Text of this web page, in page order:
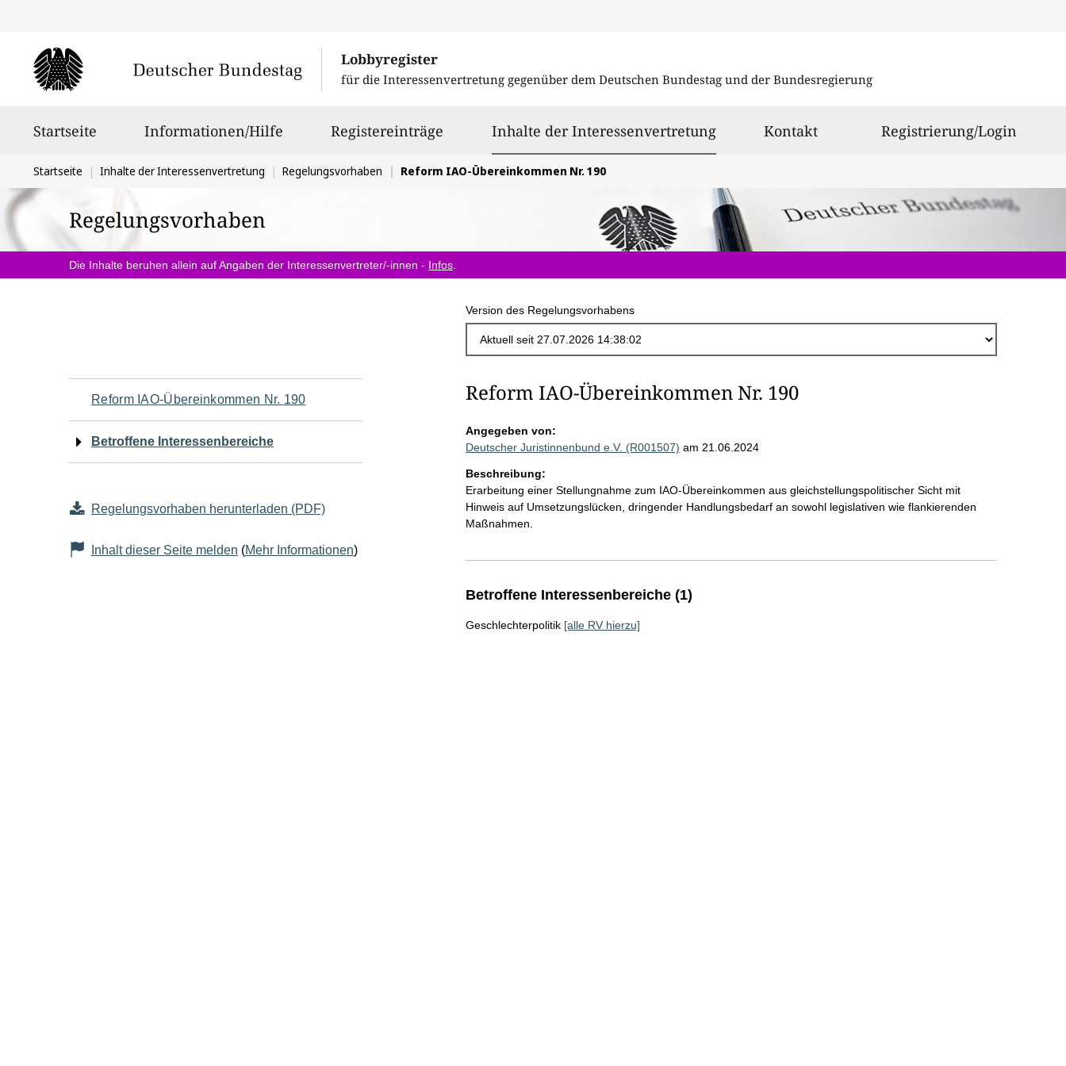
Lobbyregister
für die Interessenvertretung gegenüber dem Deutschen Bundestag und der Bundesregierung
Startseite Informationen/Hilfe Registereinträge Inhalte der Interessenvertretungausgewählt
Kontakt Registrierung/Login
Sie
befinden
sich
hier:
Startseite Inhalte der Interessenvertretung Regelungsvorhaben Reform IAO-Übereinkommen Nr. 190
Regelungsvorhaben
Die Inhalte beruhen allein auf Angaben der Interessenvertreter/-innen - Infos
Version des Regelungsvorhabens
Navigation
für
Seiteninhalt
Reform IAO-Übereinkommen Nr. 190
Betroffene Interessenbereiche
Regelungsvorhaben herunterladen (PDF)
Inhalt dieser Seite melden (Mehr Informationen)
Reform IAO-Übereinkommen Nr. 190
Angegeben von:
Deutscher Juristinnenbund e.V. (R001507) am 21.06.2024
Beschreibung:
Erarbeitung einer Stellungnahme zum IAO-Übereinkommen aus gleichstellungspolitischer Sicht mit
Hinweis auf Umsetzungslücken, dringender Handlungsbedarf an sowohl legislativen wie flankierenden
Maßnahmen.
Betroffene Interessenbereiche (1)
Geschlechterpolitik [alle RV hierzu]